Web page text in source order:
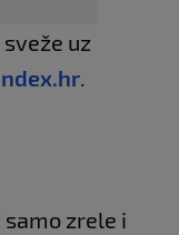
uz
.
zrele i